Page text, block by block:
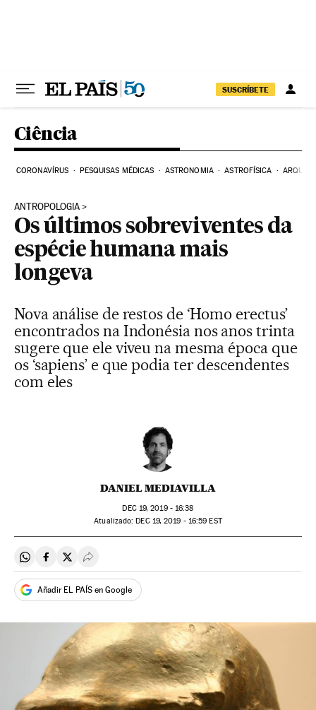
SUSCRÍBETE
Ciência
CORONAVÍRUS PESQUISAS MÉDICAS ASTRONOMIA ASTROFÍSICA
ANTROPOLOGIA
Os últimos sobreviventes da
espécie humana mais
longeva
Nova análise de restos de ‘Homo erectus’
encontrados na Indonésia nos anos trinta
sugere que ele viveu na mesma época que
os ‘sapiens’ e que podia ter descendentes
com eles
DANIEL MEDIAVILLA
DEC19, 2019 - 16:38
atualizado: DEC19, 2019 - 16:59 EST
Compartir en Whatsapp
Compartir en Facebook
Compartir en Twitter
Desplegar Redes Sociales
Añadir EL PAÍS en Google